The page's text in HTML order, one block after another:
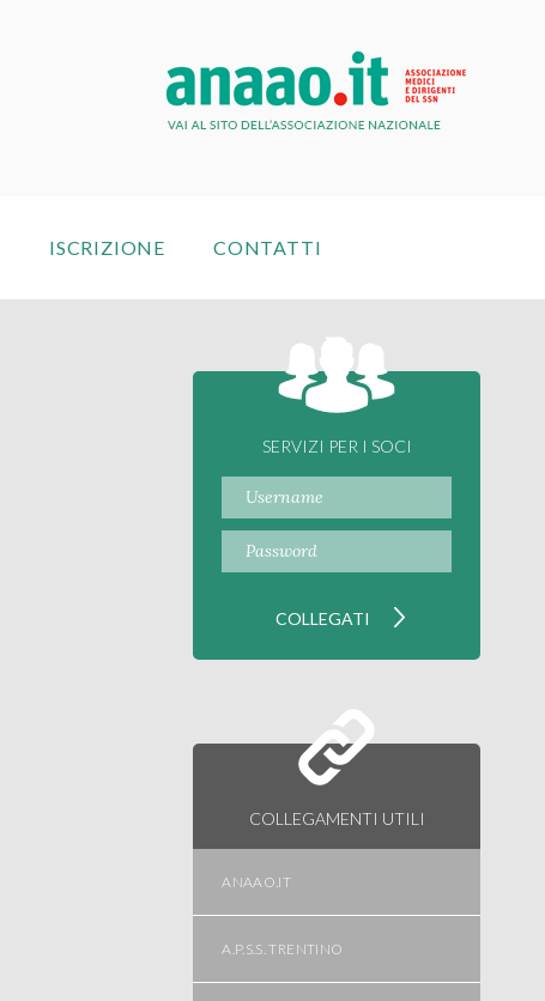
ISCRIZIONE CONTATTI
SERVIZI PER I SOCI
COLLEGAMENTI UTILI
ANAAO.IT
A.P.S.S. TRENTINO